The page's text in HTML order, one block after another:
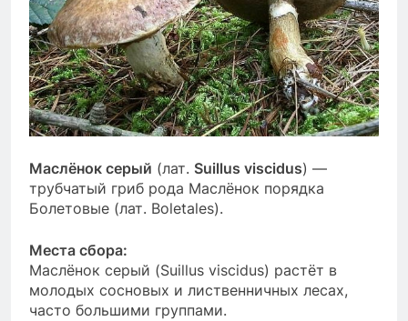
Маслёнок серый (лат. Suillus viscidus) —
трубчатый гриб рода Маслёнок порядка
Болетовые (лат. Boletales).
Места сбора:
Маслёнок серый (Suillus viscidus) растёт в
молодых сосновых и лиственничных лесах,
часто большими группами.